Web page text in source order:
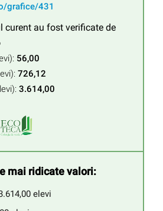
grafice/431
curent au fost verificate de
56,00
726,12
3.614,00
mai ridicate valori:
elevi